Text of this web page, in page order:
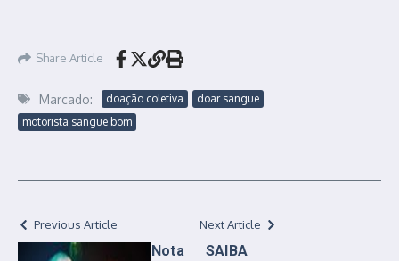
Share Article
Marcado: doação coletiva
doar sangue
motorista sangue bom
Previous Article
Nota
Next Article
SAIBA